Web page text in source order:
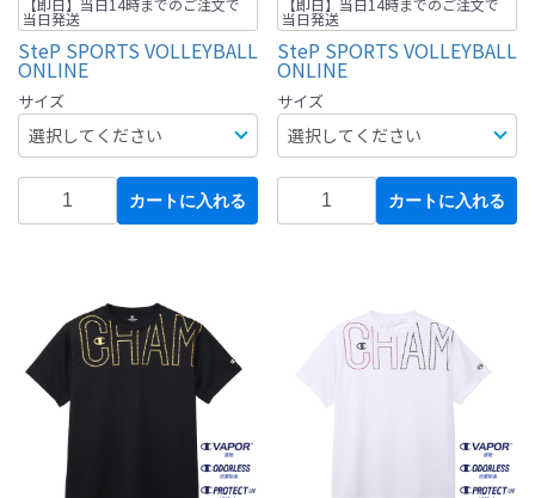
当日発送
SteP SPORTS VOLLEYBALL
ONLINE
サイズ
カートに入れる
当日発送
SteP SPORTS VOLLEYBALL
ONLINE
サイズ
カートに入れる